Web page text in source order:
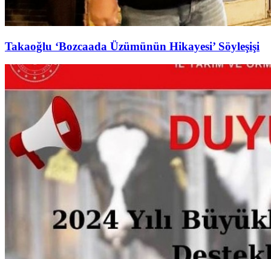
Takaoğlu ‘Bozcaada Üzümünün Hikayesi’ Söyleşişi